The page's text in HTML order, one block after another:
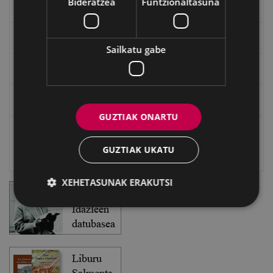
Txostenak eta dokumentuak
EXFIBAR
Eibarko Idazlanen Datu-basea
Sailkatu gabe
GUZTIAK ONARTU
GUZTIAK UKATU
XEHETASUNAK ERAKUTSI